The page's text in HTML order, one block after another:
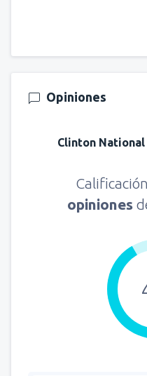
Opiniones
Clinton
opiniones